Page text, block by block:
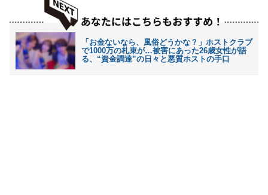
「お金ないなら、風俗どうかな？」ホストクラブ
で1000万の札束が…被害にあった26歳女性が語
る、“資金調達”の日々と悪質ホストの手口